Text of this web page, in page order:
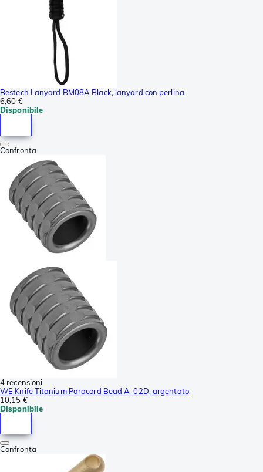
Bestech Lanyard BM08A Black, lanyard con perlina
6,60 €
Disponibile
Confronta
4 recensioni
WE Knife Titanium Paracord Bead A-02D, argentato
10,15 €
Disponibile
Confronta